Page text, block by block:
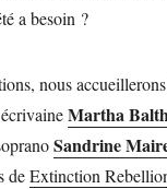
a besoin ?
nous
Martha
Sandrine
deExtinction